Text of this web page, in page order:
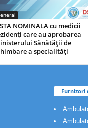
NOMINALA cu medicii
care au aprobarea
Sănătăţii de
a specialităţi
Furnizori